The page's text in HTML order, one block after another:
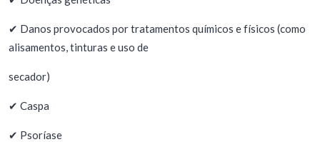
✔ Danos provocados por tratamentos químicos e físicos (como
alisamentos, tinturas e uso de
secador)
✔ Caspa
✔ Psoríase